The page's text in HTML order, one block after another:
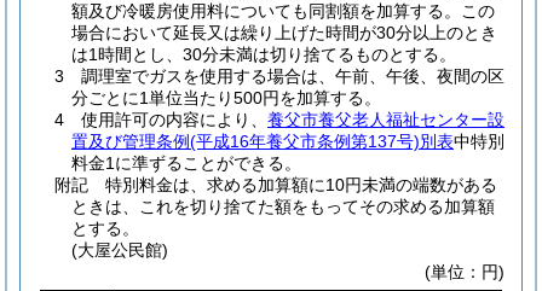
額及び冷暖房使用料についても同割額を加算する。この
場合において延長又は繰り上げた時間が30分以上のとき
は1時間とし、30分未満は切り捨てるものとする。
3 調理室でガスを使用する場合は、午前、午後、夜間の区
分ごとに1単位当たり500円を加算する。
4 使用許可の内容により、 養父市養父老人福祉センター設
置及び管理条例(平成16年養父市条例第137号)別表中特別
料金1に準ずることができる。
附記 特別料金は、求める加算額に10円未満の端数がある
ときは、これを切り捨てた額をもってその求める加算額
とする。
(大屋公民館)
(単位：円)